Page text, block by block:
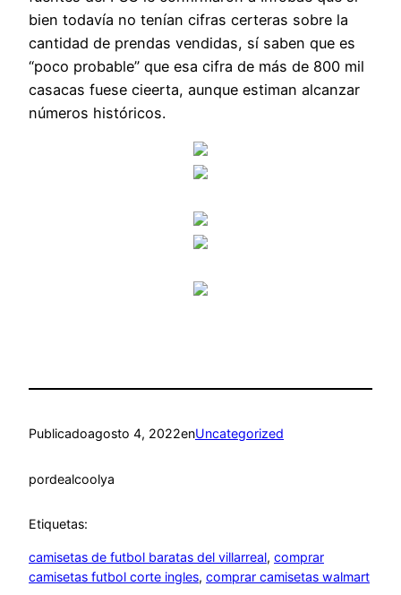
bien todavía no tenían cifras certeras sobre la
cantidad de prendas vendidas, sí saben que es
“poco probable” que esa cifra de más de 800 mil
casacas fuese cieerta, aunque estiman alcanzar
números históricos.
Publicadoagosto 4, 2022enUncategorized
pordealcoolya
Etiquetas:
camisetas de futbol baratas del villarreal, comprar
camisetas futbol corte ingles, comprar camisetas walmart